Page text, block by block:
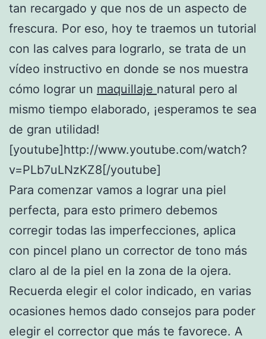
tan recargado y que nos de un aspecto de
frescura. Por eso, hoy te traemos un tutorial
con las calves para lograrlo, se trata de un
vídeo instructivo en donde se nos muestra
cómo lograr un maquillaje natural pero al
mismo tiempo elaborado, ¡esperamos te sea
de gran utilidad!
[youtube]http://www.youtube.com/watch?
v=PLb7uLNzKZ8[/youtube]
Para comenzar vamos a lograr una piel
perfecta, para esto primero debemos
corregir todas las imperfecciones, aplica
con pincel plano un corrector de tono más
claro al de la piel en la zona de la ojera.
Recuerda elegir el color indicado, en varias
ocasiones hemos dado consejos para poder
elegir el corrector que más te favorece. A